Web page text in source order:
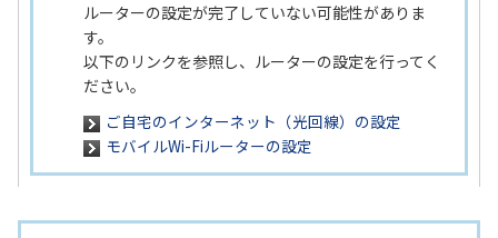
ルーターの設定が完了していない可能性がありま
す。
以下のリンクを参照し、ルーターの設定を行ってく
ださい。
ご自宅のインターネット（光回線）の設定
モバイルWi-Fiルーターの設定